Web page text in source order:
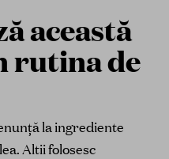
această
rutina de
la ingrediente
Altii folosesc